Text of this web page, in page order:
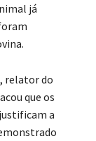
já
relator do
que os
a